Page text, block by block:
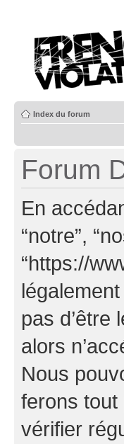
Index du forum
Forum
En
“notre”,
“https://
pas d’être
alors
Nous
ferons tout
vérifier